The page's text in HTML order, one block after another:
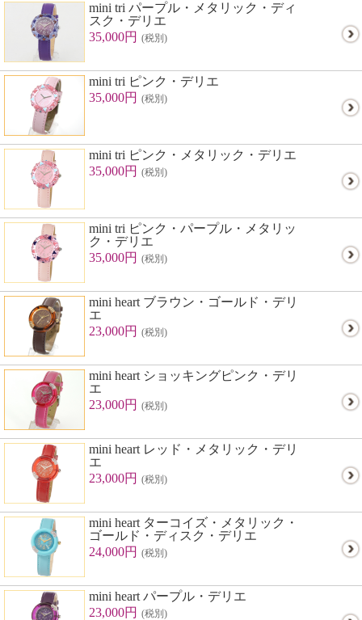
mini tri パープル・メタリック・ディ
スク・デリエ
35,000円 (税別)
mini tri ピンク・デリエ
35,000円 (税別)
mini tri ピンク・メタリック・デリエ
35,000円 (税別)
mini tri ピンク・パープル・メタリッ
ク・デリエ
35,000円 (税別)
mini heart ブラウン・ゴールド・デリ
エ
23,000円 (税別)
mini heart ショッキングピンク・デリ
エ
23,000円 (税別)
mini heart レッド・メタリック・デリ
エ
23,000円 (税別)
mini heart ターコイズ・メタリック・
ゴールド・ディスク・デリエ
24,000円 (税別)
mini heart パープル・デリエ
23,000円 (税別)